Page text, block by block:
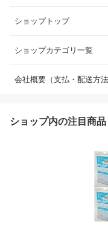
ショップトップ
ショップカテゴリ一覧
会社概要（支払・配送方法
ショップ内の注目商品